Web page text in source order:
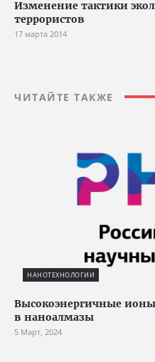
Изменение тактики
террористов
17 марта 2014
ЧИТАЙТЕ ТАКЖЕ
НАНОТЕХНОЛОГИИ
Высокоэнергичные
в наноалмазы
5 Март, 2024